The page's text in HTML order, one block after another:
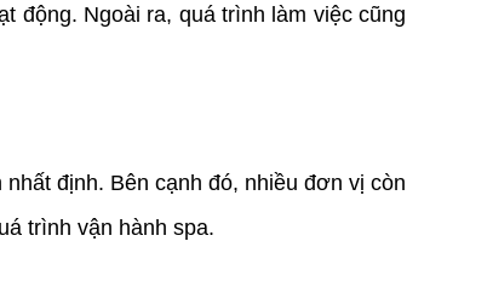
động. Ngoài ra, quá trình làm việc cũng
định. Bên cạnh đó, nhiều đơn vị còn
trình vận hành spa.